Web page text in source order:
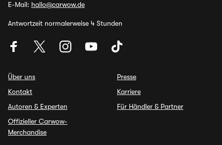
E-Mail: hallo@carwow.de
Antwortzeit normalerweise 4 Stunden
Über uns
Kontakt
Autoren & Experten
Offizieller Carwow-
Merchandise
Presse
Karriere
Für Händler & Partner